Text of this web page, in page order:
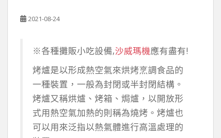
2021-08-24
※各種攤販小吃設備,沙威瑪機應有盡有!
烤爐是以形成熱空氣來烘烤烹調食品的
一種裝置，一般為封閉或半封閉結構。
烤爐又稱烘爐、烤箱、焗爐，以開放形
式用熱空氣加熱的則稱為燒烤。烤爐也
可以用來泛指以熱氣體進行高溫處理的